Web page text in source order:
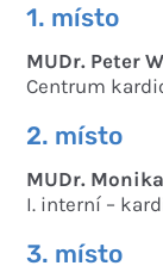
1. místo
MUDr. Peter
Centrum
2. místo
MUDr.
I. interní –
3. místo